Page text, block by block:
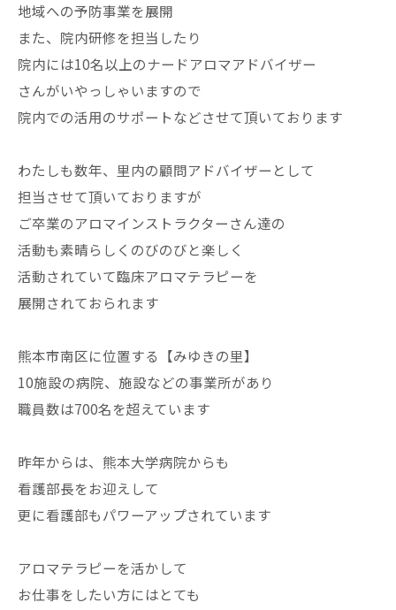
地域への予防事業を展開
また、院内研修を担当したり
院内には10名以上のナードアロマアドバイザー
さんがいやっしゃいますので
院内での活用のサポートなどさせて頂いております
わたしも数年、里内の顧問アドバイザーとして
担当させて頂いておりますが
ご卒業のアロマインストラクターさん達の
活動も素晴らしくのびのびと楽しく
活動されていて臨床アロマテラピーを
展開されておられます
熊本市南区に位置する【みゆきの里】
10施設の病院、施設などの事業所があり
職員数は700名を超えています
昨年からは、熊本大学病院からも
看護部長をお迎えして
更に看護部もパワーアップされています
アロマテラピーを活かして
お仕事をしたい方にはとても